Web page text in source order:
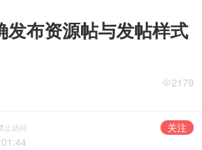
发布资源帖与发帖样式
2179
止访问
关注